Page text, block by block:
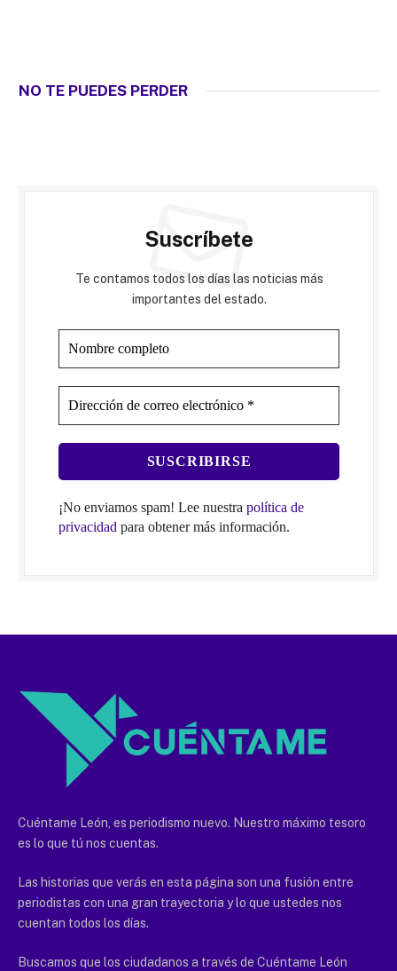
NO TE PUEDES PERDER
Suscríbete
Te contamos todos los días las noticias más
importantes del estado.
¡No enviamos spam! Lee nuestra política de
privacidad para obtener más información.
Cuéntame León, es periodismo nuevo. Nuestro máximo tesoro
es lo que tú nos cuentas.
Las historias que verás en esta página son una fusión entre
periodistas con una gran trayectoria y lo que ustedes nos
cuentan todos los días.
Buscamos que los ciudadanos a través de Cuéntame León